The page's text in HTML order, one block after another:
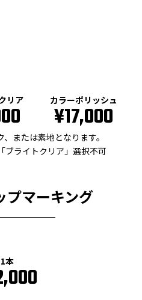
リア カラーポリッシュ
¥17,000
または素地となります。
ブライトクリア」選択不可
プマーキング
1本